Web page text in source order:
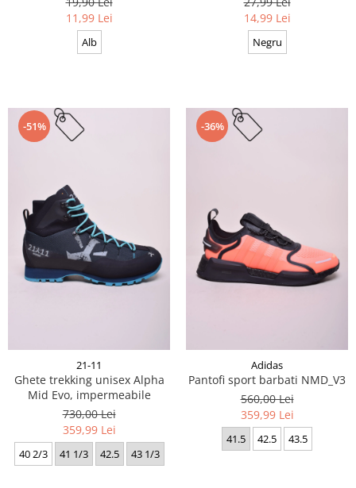
11,99 Lei
Alb
0.3 cm
14,99 Lei
Negru
-51%
21-11
Ghete trekking unisex Alpha
Mid Evo, impermeabile
730,00 Lei
359,99 Lei
40 2/3 41 1/3 42.5 43 1/3
-36%
Adidas
Pantofi sport barbati NMD_V3
560,00 Lei
359,99 Lei
41.5 42.5 43.5